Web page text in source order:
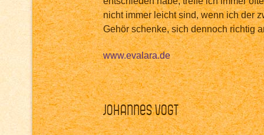
nicht immer leicht sind, wenn ich der
Gehör schenke, sich dennoch richtig
www.evalara.de
Johannes Vogt